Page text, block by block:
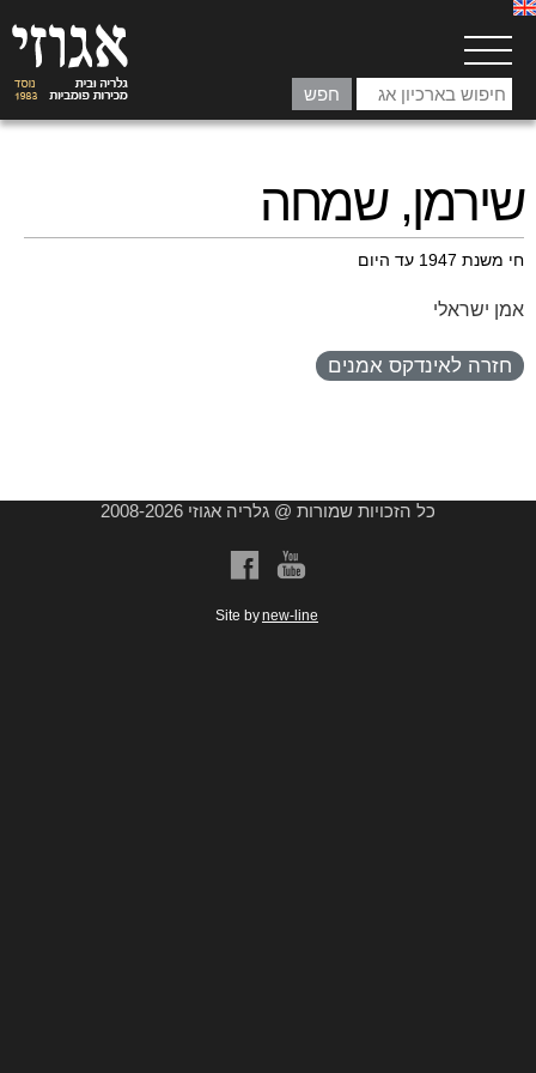
שירמן, שמחה
חי משנת 1947 עד היום
אמן ישראלי
חזרה לאינדקס אמנים
כל הזכויות שמורות @ גלריה אגוזי 2008-2026
a b
Site bynew-line